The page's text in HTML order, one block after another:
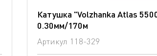
Катушка "Volzhanka Atlas
0.30мм/170м
Артикул 118-329